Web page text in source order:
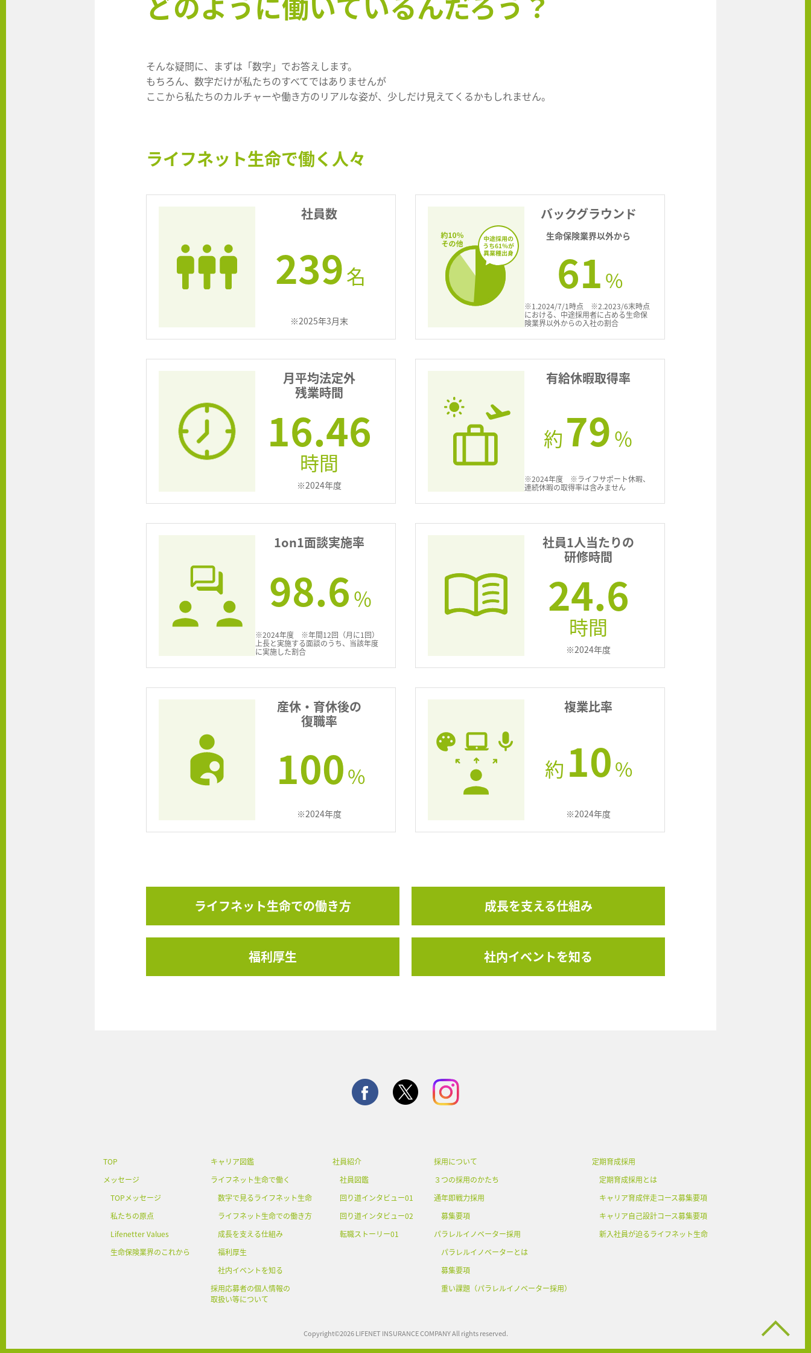
そんな疑問に、まずは「数字」でお答えします。
もちろん、数字だけが私たちのすべてではありませんが
ここから私たちのカルチャーや働き方のリアルな姿が、少しだけ見えてくるかもしれません。
ライフネット生命で働く人々
社員数
239名
※2025年3月末
バックグラウンド
生命保険業界以外から
61%
※1.2024/7/1時点 ※2.2023/6末時点
における、中途採用者に占める生命保
険業界以外からの入社の割合
月平均法定外
残業時間
16.46
時間
※2024年度
有給休暇取得率
約79％
※2024年度 ※ライフサポート休暇、
連続休暇の取得率は含みません
1on1面談実施率
98.6％
※2024年度 ※年間12回（月に1回）
上長と実施する面談のうち、当該年度
に実施した割合
社員1人当たりの
研修時間
24.6
時間
※2024年度
産休・育休後の
復職率
100%
※2024年度
複業比率
約 10%
※2024年度
ライフネット生命での働き方 成長を支える仕組み
福利厚生 社内イベントを知る
TOP
メッセージ
TOPメッセージ
私たちの原点
Lifenetter Values
生命保険業界のこれから
キャリア図鑑
ライフネット生命で働く
数字で見るライフネット生命
ライフネット生命での働き方
成長を支える仕組み
福利厚生
社内イベントを知る
採用応募者の個人情報の
取扱い等について
社員紹介
社員図鑑
回り道インタビュー01
回り道インタビュー02
転職ストーリー01
採用について
３つの採用のかたち
通年即戦力採用
募集要項
パラレルイノベーター採用
パラレルイノベーターとは
募集要項
重い課題（パラレルイノベーター採用）
定期育成採用
定期育成採用とは
キャリア育成伴走コース募集要項
キャリア自己設計コース募集要項
新入社員が迫るライフネット生命
Copyright©2026LIFENET INSURANCE COMPANYAll rights reserved.